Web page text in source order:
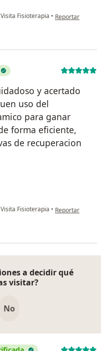
Visita Fisioterapia • en opinión del
Reportar
y acertado
uso del
para ganar
forma eficiente,
de recuperacion
Visita Fisioterapia • en opinión del
Reportar
a decidir qué
visitar?
No